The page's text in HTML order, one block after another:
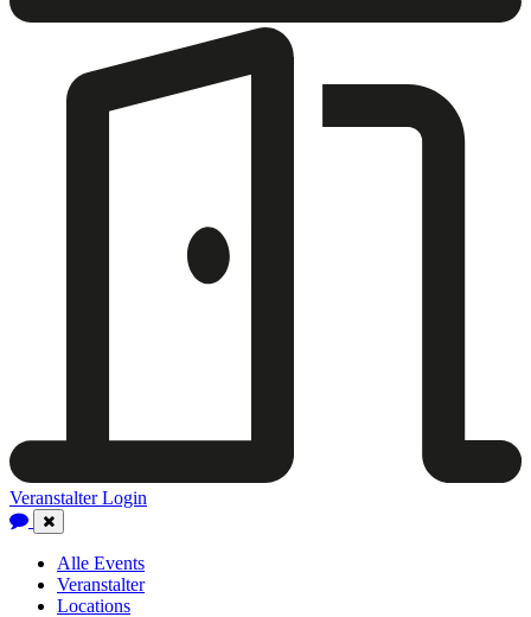
Veranstalter Login
Close
Navigation
Alle Events
Veranstalter
Locations